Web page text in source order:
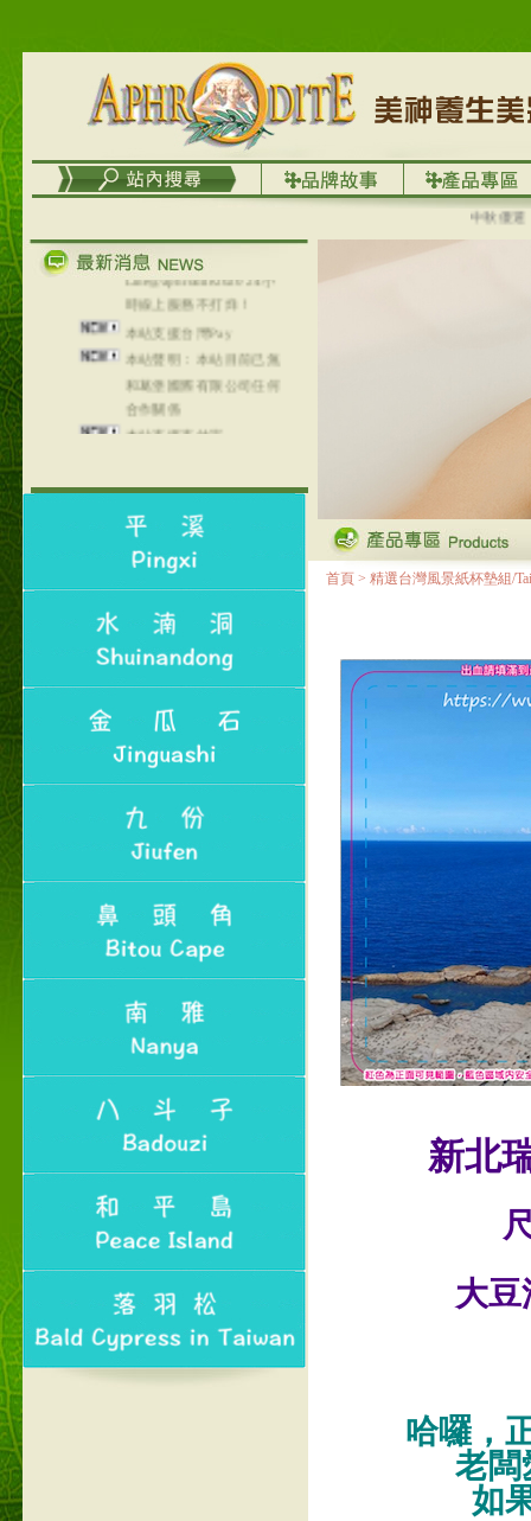
中秋優選，
地區～
在外租屋者、居住處無管
理員、不方便在工作地點
取件者，歡迎多多使用
【郵局i郵箱】的服務喔～
【i郵箱】設立的地點，請
進入內頁連結～
Line@aphrodite2020 24小
時線上服務不打烊！
本站支援台灣Pay
本站聲明：本站目前已無
和葛堡國際有限公司任何
合作關係
本站支援支付宝
2017年1月1日起，中国大
首頁 > 精選台灣風景紙杯墊組/
新北
大
哈囉，
老闆
如